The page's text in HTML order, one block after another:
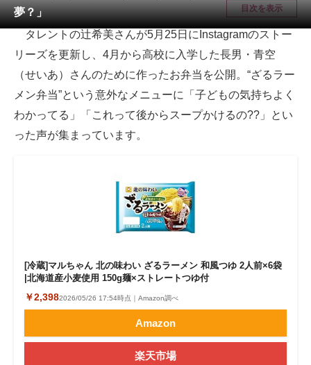
メディア
注目記事を集めた総合ページ
ITの今と未来を見通す
スマホと通信の最新トレンド
進化するPCとデバイスの未来
ビジネスと働き方のヒント
経営リーダーのコミュニティ
マーケ×ITの今がよく分かる
ITエンジニア向け専門サイト
企業向けIT製品の総合サイト
夢？」
目次を表示
タレントの辻希美さんが5月25日にInstagramのストー
リーズを更新し、4月から高校に入学した長男・青空
（せいあ）さんのために作ったお弁当を公開。“ざるラー
メン弁当”という意外なメニューに「子どもの気持ちよく
わかってる」「これって後からスープかけるの??」とい
った声が集まっています。
[冷蔵]マルちゃん 北の味わい ざるラーメン 和風つゆ 2人前×6袋
|北海道産小麦使用 150g麺×ストレートつゆ付
￥2,3982026/05/26 17:54時点｜Amazon調べ
Amazon
楽天市場